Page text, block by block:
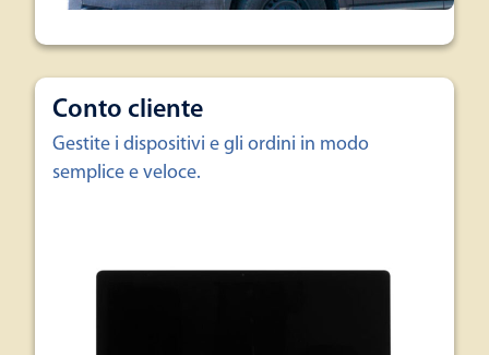
Conto cliente
Gestite i dispositivi e gli ordini in modo
semplice e veloce.